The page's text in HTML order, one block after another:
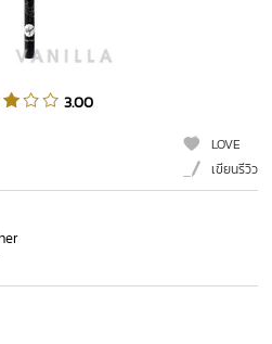
3.00
LOVE
เขียนรีวิว